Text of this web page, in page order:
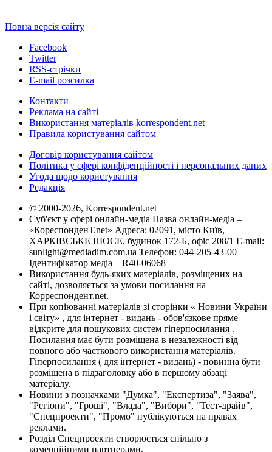
Повна версія сайту
Facebook
Twitter
RSS-стрічки
E-mail розсилка
Контакти
Реклама на сайті
Використання матеріалів korrespondent.net
Правила користування сайтом
Договір користування сайтом
Політика у сфері конфіденційності і персональних даних
Угода щодо користування
Редакція
© 2000-2026, Korrespondent.net
Суб'єкт у сфері онлайн-медіа Назва онлайн-медіа –
«КореспонденТ.net» Адреса: 02091, місто Київ,
ХАРКІВСЬКЕ ШОСЕ, будинок 172-Б, офіс 208/1 E-mail:
sunlight@mediadim.com.ua Телефон: 044-205-43-00
Ідентифікатор медіа – R40-06068
Використання будь-яких матеріалів, розміщених на
сайті, дозволяється за умови посилання на
Корреспондент.net.
При копіюванні матеріалів зі сторінки « Новини України
і світу» , для інтернет - видань - обов'язкове пряме
відкрите для пошукових систем гіперпосилання .
Посилання має бути розміщена в незалежності від
повного або часткового використання матеріалів.
Гіперпосилання ( для інтернет - видань) - повинна бути
розміщена в підзаголовку або в першому абзаці
матеріалу.
Новини з позначками "Думка", "Експертиза", "Заява",
"Регіони", "Гроші", "Влада", "Вибори", "Тест-драйв",
"Спецпроекти", "Промо" публікуються на правах
реклами.
Розділ Спецпроекти створюється спільно з
комерційними партнерами.